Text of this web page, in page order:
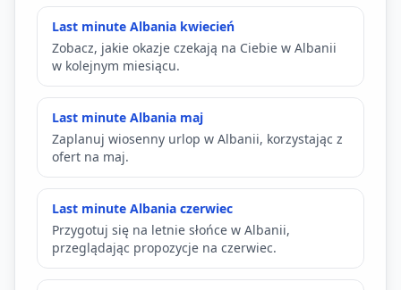
Last minute Albania kwiecień
Zobacz, jakie okazje czekają na Ciebie w Albanii
w kolejnym miesiącu.
Last minute Albania maj
Zaplanuj wiosenny urlop w Albanii, korzystając z
ofert na maj.
Last minute Albania czerwiec
Przygotuj się na letnie słońce w Albanii,
przeglądając propozycje na czerwiec.